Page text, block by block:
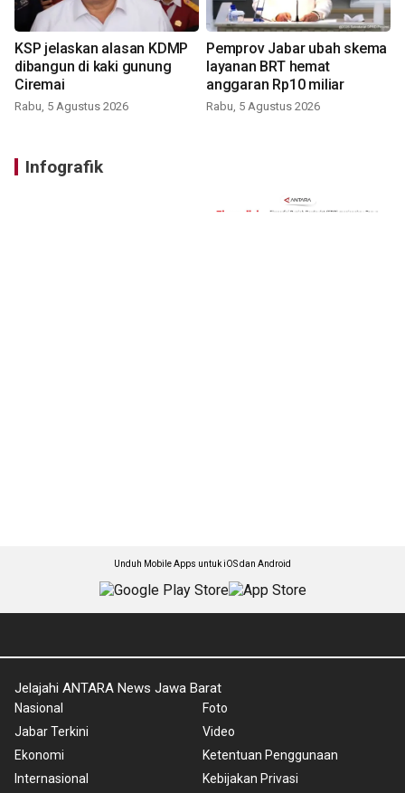
KSP jelaskan alasan KDMP
dibangun di kaki gunung
Ciremai
Rabu, 5 Agustus 2026
Pemprov Jabar ubah skema
layanan BRT hemat
anggaran Rp10 miliar
Rabu, 5 Agustus 2026
Infografik
Unduh Mobile Apps untuk iOS dan Android
Jelajahi ANTARA News Jawa Barat
Nasional
Jabar Terkini
Ekonomi
Internasional
Foto
Video
Ketentuan Penggunaan
Kebijakan Privasi